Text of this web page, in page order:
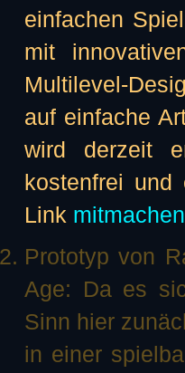
einfachen
mit
Multilevel-
auf einfache
wird derzeit
kostenfrei und
Link
Prototyp von
Age: Da es
Sinn hier
in einer